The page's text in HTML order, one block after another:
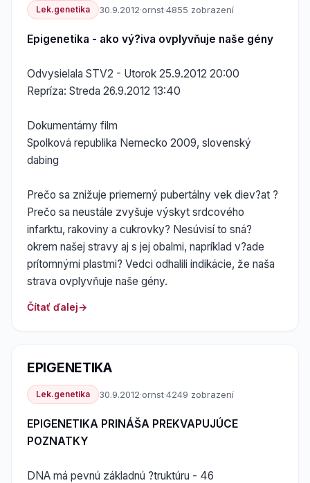
Lek.genetika 30.9.2012·ornst·4855 zobrazení
Epigenetika - ako vý?iva ovplyvňuje naše gény
Odvysielala STV2 - Utorok 25.9.2012 20:00
Repríza: Streda 26.9.2012 13:40
Dokumentárny film
Spolková republika Nemecko 2009, slovenský
dabing
Prečo sa znižuje priemerný pubertálny vek diev?at ?
Prečo sa neustále zvyšuje výskyt srdcového
infarktu, rakoviny a cukrovky? Nesúvisí to sná?
okrem našej stravy aj s jej obalmi, napríklad v?ade
prítomnými plastmi? Vedci odhalili indikácie, že naša
strava ovplyvňuje naše gény.
Čítať ďalej
EPIGENETIKA
Lek.genetika 30.9.2012·ornst·4249 zobrazení
EPIGENETIKA PRINÁŠA PREKVAPUJÚCE
POZNATKY
DNA má pevnú základnú ?truktúru - 46